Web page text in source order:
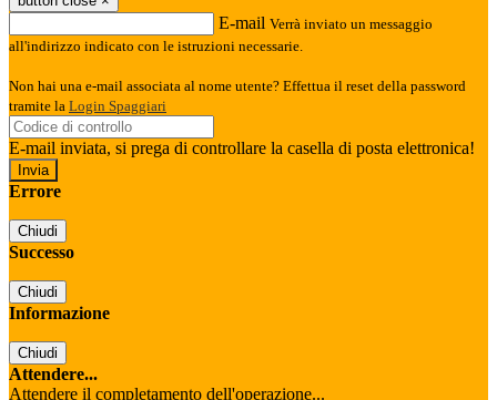
E-mail Verrà inviato un messaggio
all'indirizzo indicato con le istruzioni necessarie.
Non hai una e-mail associata al nome utente? Effettua il reset della password
tramite la Login Spaggiari
E-mail inviata, si prega di controllare la casella di posta elettronica!
Errore
Chiudi
Successo
Chiudi
Informazione
Chiudi
Attendere...
Attendere il completamento dell'operazione...